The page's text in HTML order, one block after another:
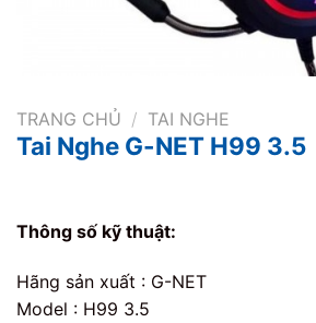
TRANG CHỦ / TAI NGHE
Tai Nghe G-NET H99 3.5
Thông số kỹ thuật:
Hãng sản xuất : G-NET
Model : H99 3.5